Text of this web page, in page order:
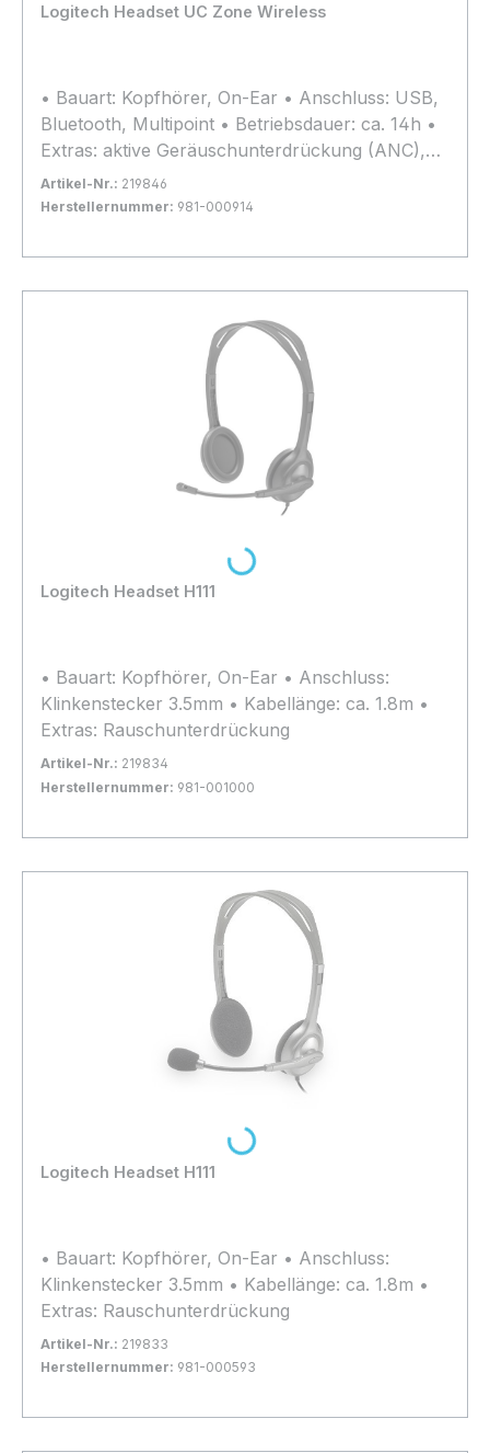
Logitech Headset UC Zone Wireless
• Bauart: Kopfhörer, On-Ear • Anschluss: USB,
Bluetooth, Multipoint • Betriebsdauer: ca. 14h •
Extras: aktive Geräuschunterdrückung (ANC),
faltbar • Herstellergarantie: zwei Jahre
Artikel-Nr.: 219846
Herstellernummer: 981-000914
In den Warenkorb
Logitech Headset H111
• Bauart: Kopfhörer, On-Ear • Anschluss:
Klinkenstecker 3.5mm • Kabellänge: ca. 1.8m •
Extras: Rauschunterdrückung
Artikel-Nr.: 219834
Herstellernummer: 981-001000
In den Warenkorb
Loading...
Logitech Headset H111
• Bauart: Kopfhörer, On-Ear • Anschluss:
Klinkenstecker 3.5mm • Kabellänge: ca. 1.8m •
Extras: Rauschunterdrückung
Artikel-Nr.: 219833
Herstellernummer: 981-000593
In den Warenkorb
Loading...